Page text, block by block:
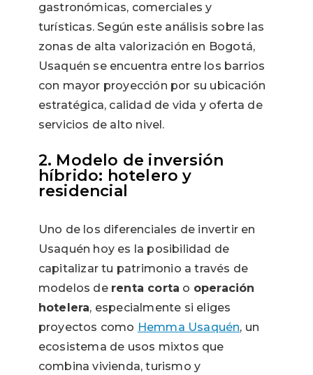
gastronómicas, comerciales y
turísticas. Según este análisis sobre las
zonas de alta valorización en Bogotá,
Usaquén se encuentra entre los barrios
con mayor proyección por su ubicación
estratégica, calidad de vida y oferta de
servicios de alto nivel.
2. Modelo de inversión
híbrido: hotelero y
residencial
Uno de los diferenciales de invertir en
Usaquén hoy es la posibilidad de
capitalizar tu patrimonio a través de
modelos de renta corta o operación
hotelera, especialmente si eliges
proyectos como Hemma Usaquén, un
ecosistema de usos mixtos que
combina vivienda, turismo y